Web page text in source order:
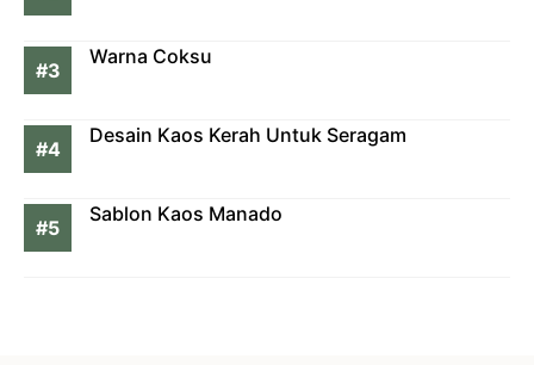
Warna Coksu
Desain Kaos Kerah Untuk Seragam
Sablon Kaos Manado